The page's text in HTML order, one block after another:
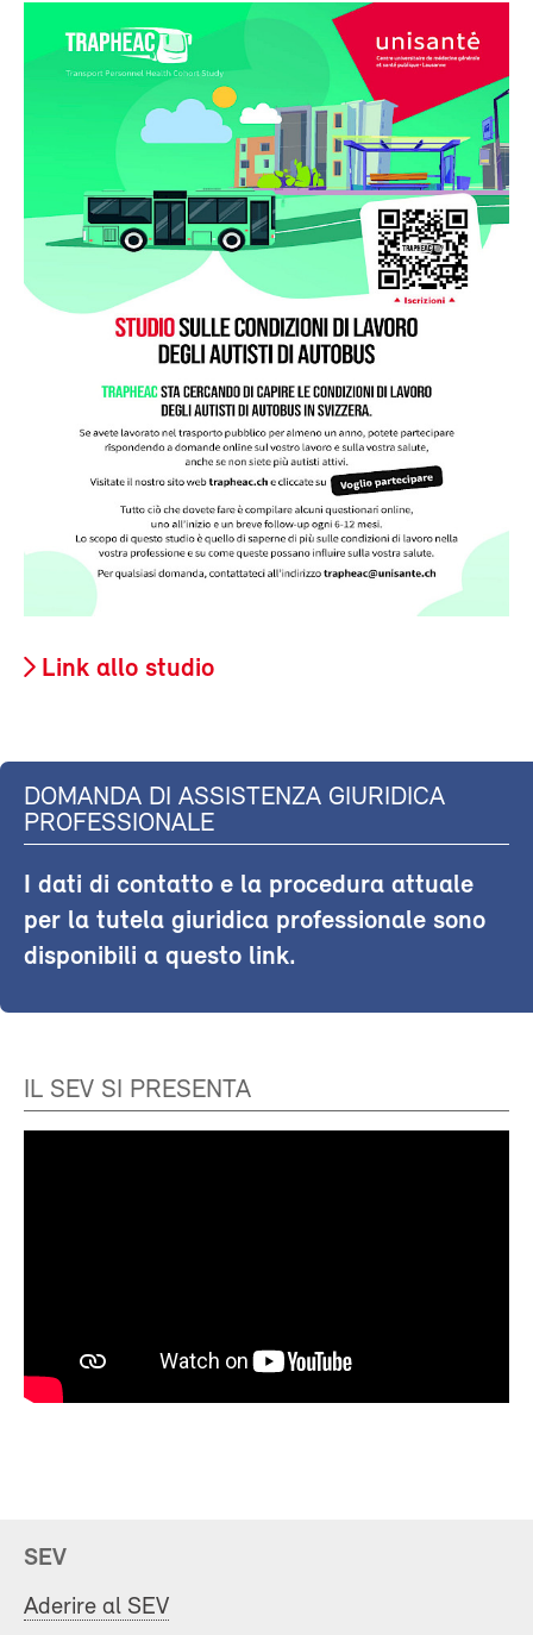
Link allo studio
DOMANDA DI ASSISTENZA GIURIDICA
PROFESSIONALE
I dati di contatto e la procedura attuale
per la tutela giuridica professionale sono
disponibili a questo link.
IL SEV SI PRESENTA
SEV
Aderire al SEV